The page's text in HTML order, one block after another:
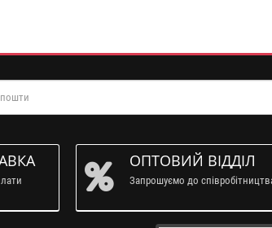
ОПТОВИЙ ВІДДІЛ
Запрошуємо до